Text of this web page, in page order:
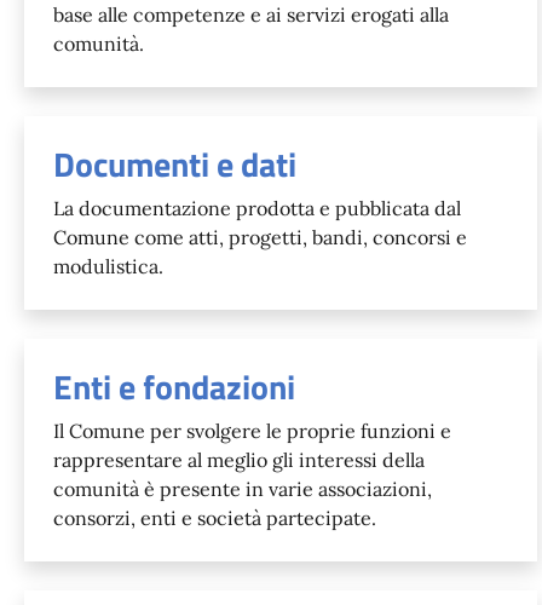
base alle competenze e ai servizi erogati alla
comunità.
Documenti e dati
La documentazione prodotta e pubblicata dal
Comune come atti, progetti, bandi, concorsi e
modulistica.
Enti e fondazioni
Il Comune per svolgere le proprie funzioni e
rappresentare al meglio gli interessi della
comunità è presente in varie associazioni,
consorzi, enti e società partecipate.